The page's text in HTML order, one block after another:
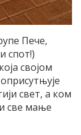
Пече,
спот!)
својом
свет, а ком
све мање